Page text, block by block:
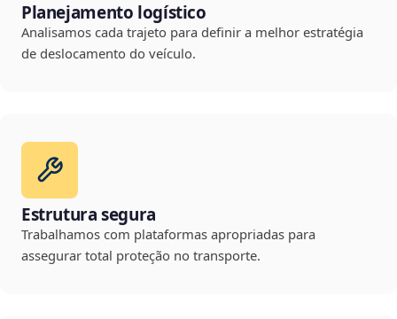
Planejamento logístico
Analisamos cada trajeto para definir a melhor estratégia
de deslocamento do veículo.
Estrutura segura
Trabalhamos com plataformas apropriadas para
assegurar total proteção no transporte.